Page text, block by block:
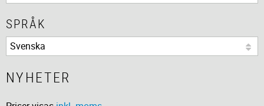
SPRÅK
NYHETER